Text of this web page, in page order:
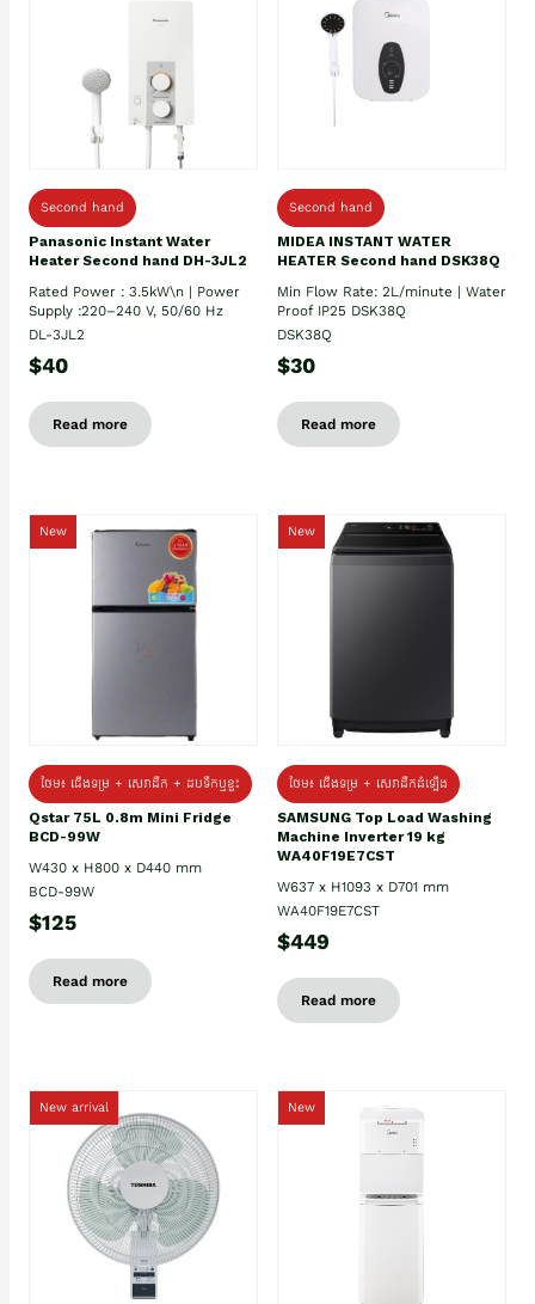
Second hand
Panasonic Instant Water
Heater Second hand DH-3JL2
Rated Power : 3.5kW\n | Power
Supply :220–240 V, 50/60 Hz
DL-3JL2
$40
Read more
Second hand
MIDEA INSTANT WATER
HEATER Second hand DSK38Q
Min Flow Rate: 2L/minute | Water
Proof IP25 DSK38Q
DSK38Q
$30
Read more
New
ថែម៖ ជេីងទម្រ + សេវាដឹក + ដបទឹកឬខ្ទះ
Qstar 75L 0.8m Mini Fridge
BCD-99W
W430 x H800 x D440 mm
BCD-99W
$125
Read more
New
ថែម៖ ជើងទម្រ + សេវាដឹកដំឡើង
SAMSUNG Top Load Washing
Machine Inverter 19 kg
WA40F19E7CST
W637 x H1093 x D701 mm
WA40F19E7CST
$449
Read more
New arrival New